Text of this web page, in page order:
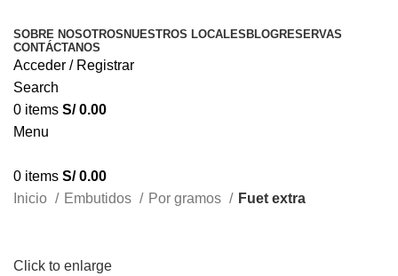
SOBRE NOSOTROS NUESTROS LOCALES BLOGRESERVAS
CONTÁCTANOS
Acceder / Registrar
Search
0 items S/0.00
Menu
0 items S/0.00
Inicio
Embutidos Por gramos Fuet extra
Click to enlarge